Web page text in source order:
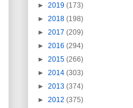
► 2019 (173)
► 2018 (198)
► 2017 (209)
► 2016 (294)
► 2015 (266)
► 2014 (303)
► 2013 (374)
► 2012 (375)